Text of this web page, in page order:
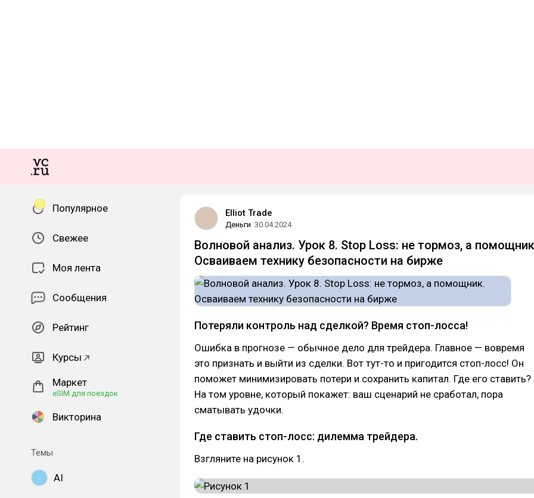
Популярное
Свежее
Моя лента
Сообщения
Рейтинг
Курсы
Маркет
eSIM для поездок
Викторина
Темы
AI
Elliot Trade
Деньги 30.04.2024
Волновой анализ. Урок 8. Stop Loss: не тормоз, а
Осваиваем технику безопасности на бирже
Потеряли контроль над сделкой? Время стоп-лосса!
Ошибка в прогнозе — обычное дело для трейдера. Главное — вовремя
это признать и выйти из сделки. Вот тут-то и пригодится стоп-лосс! Он
поможет минимизировать потери и сохранить капитал. Где его ставить?
На том уровне, который покажет: ваш сценарий не сработал, пора
сматывать удочки.
Где ставить стоп-лосс: дилемма трейдера.
Взгляните на рисунок 1.